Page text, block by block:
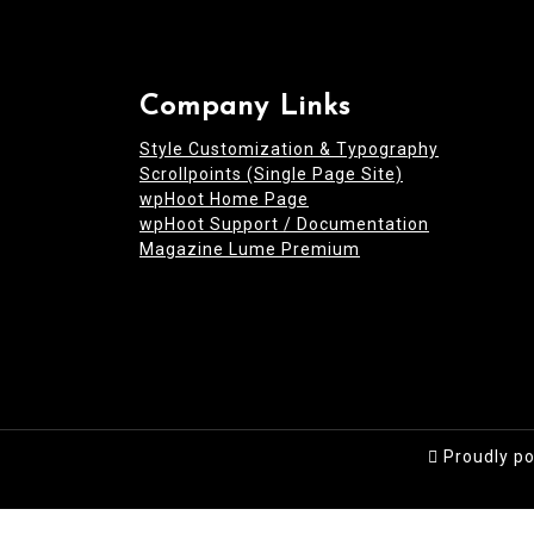
Company Links
Style Customization & Typography
Scrollpoints (Single Page Site)
wpHoot Home Page
wpHoot Support / Documentation
Magazine Lume Premium
Proudly